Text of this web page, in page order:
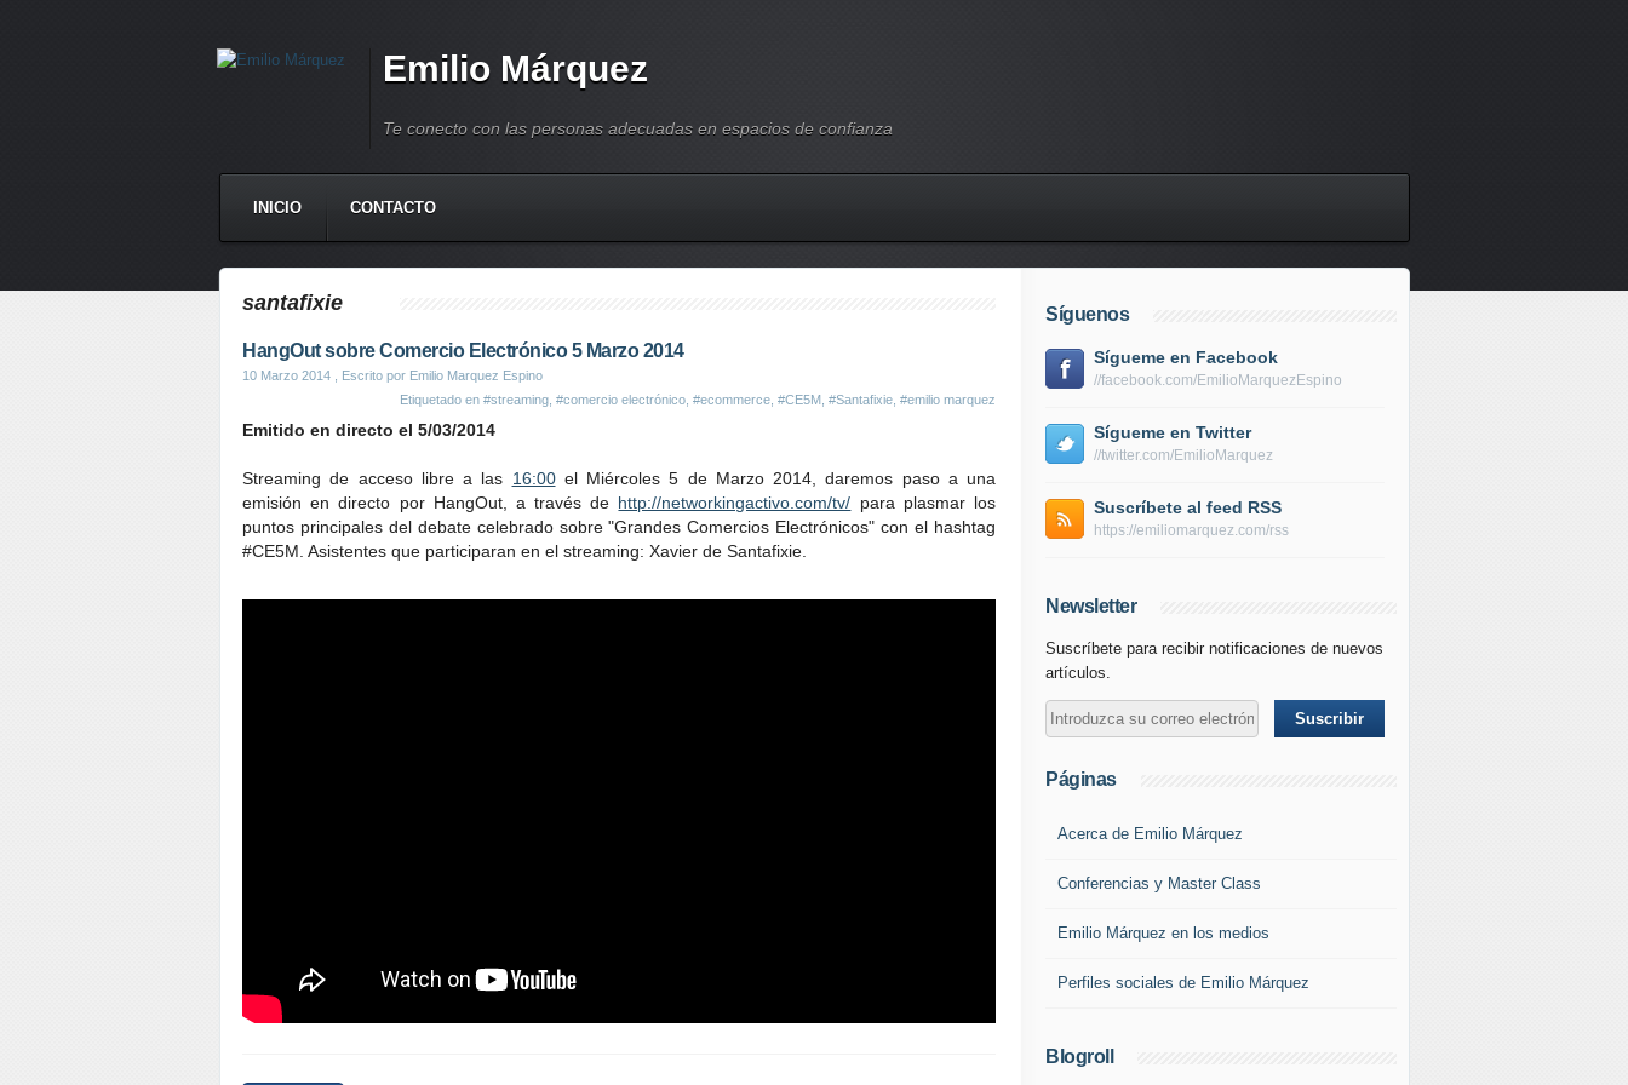
Emilio Márquez
Te conecto con las personas adecuadas en espacios de confianza
INICIO CONTACTO
santafixie
HangOut sobre Comercio Electrónico 5 Marzo 2014
10 Marzo 2014 , Escrito por Emilio Marquez Espino
Etiquetado en #streaming #comercio electrónico #ecommerce #CE5M #Santafixie #emilio marquez
Emitido en directo el 5/03/2014
Streaming de acceso libre a las 16:00el Miércoles 5 de Marzo 2014, daremos paso a una
emisión en directo por HangOut, a través de http://networkingactivo.com/tv/ para plasmar los
puntos principales del debate celebrado sobre "Grandes Comercios Electrónicos" con el hashtag
#CE5M. Asistentes que participaran en el streaming: Xavier de Santafixie.
Síguenos
Sígueme en Facebook
//facebook.com/EmilioMarquezEspino
Sígueme en Twitter
//twitter.com/EmilioMarquez
Suscríbete al feed RSS
https://emiliomarquez.com/rss
Newsletter
Suscríbete para recibir notificaciones de nuevos
artículos.
Páginas
Acerca de Emilio Márquez
Conferencias y Master Class
Emilio Márquez en los medios
Perfiles sociales de Emilio Márquez
Blogroll